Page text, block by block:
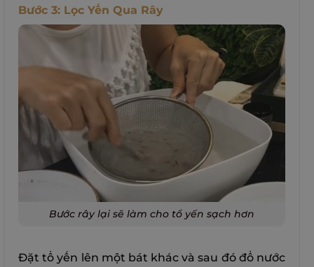
Bước 3: Lọc Yến Qua Rây
Bước rây lại sẽ làm cho tổ yến sạch hơn
Đặt tổ yến lên một bát khác và sau đó đổ nước